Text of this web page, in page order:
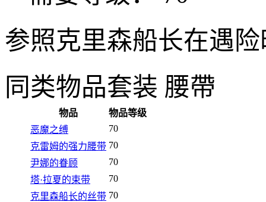
参照克里森船长在遇
同类物品套装 腰帶
物品
物品等级
恶魔之缚
70
克雷姆的强力腰带 70
尹娜的眷顾
70
塔·拉夏的束带
70
克里森船长的丝带 70